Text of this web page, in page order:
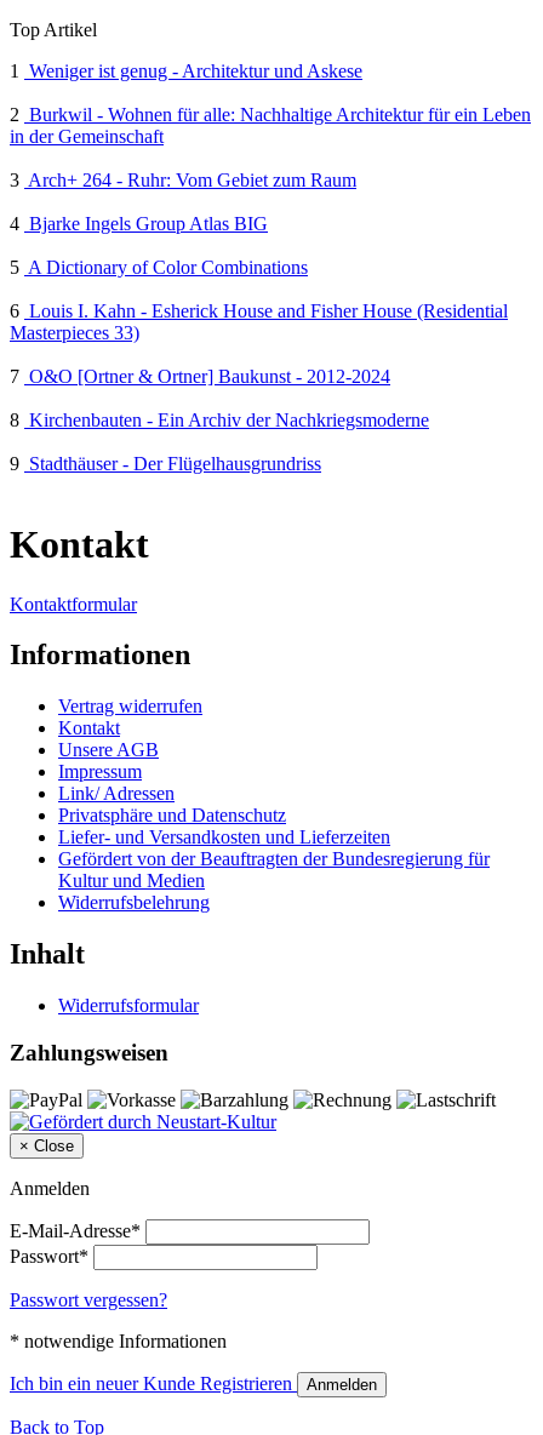
Top Artikel
1
Weniger ist genug - Architektur und Askese
2 Burkwil - Wohnen für alle: Nachhaltige Architektur für ein Leben
in der Gemeinschaft
3 Arch+ 264 - Ruhr: Vom Gebiet zum Raum
4 Bjarke Ingels Group Atlas BIG
5 A Dictionary of Color Combinations
6 Louis I. Kahn - Esherick House and Fisher House (Residential
Masterpieces 33)
7 O&O [Ortner & Ortner] Baukunst - 2012-2024
8 Kirchenbauten - Ein Archiv der Nachkriegsmoderne
9 Stadthäuser - Der Flügelhausgrundriss
Kontakt
Kontaktformular
Informationen
Vertrag widerrufen
Kontakt
Unsere AGB
Impressum
Link/ Adressen
Privatsphäre und Datenschutz
Liefer- und Versandkosten und Lieferzeiten
Gefördert von der Beauftragten der Bundesregierung für
Kultur und Medien
Widerrufsbelehrung
Inhalt
Widerrufsformular
Zahlungsweisen
× Close
Anmelden
E-Mail-Adresse*
Passwort*
Passwort vergessen?
* notwendige Informationen
Ich bin ein neuer Kunde Registrieren Anmelden
Back to Top